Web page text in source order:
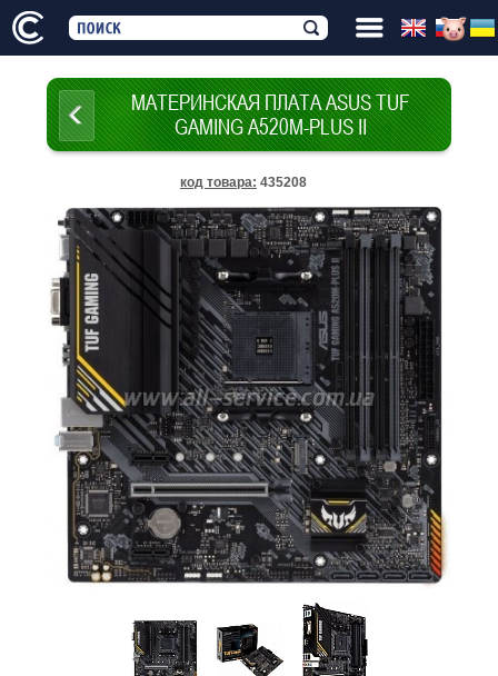
МАТЕРИНСКАЯ ПЛАТА ASUS TUF
GAMING A520M-PLUS II
код товара: 435208